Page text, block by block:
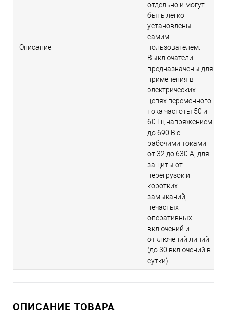
Описание
отдельно и могут
быть легко
установлены
самим
пользователем.
Выключатели
предназначены для
применения в
электрических
цепях переменного
тока частоты 50 и
60 Гц напряжением
до 690 В с
рабочими токами
от 32 до 630 А, для
защиты от
перегрузок и
коротких
замыканий,
нечастых
оперативных
включений и
отключений линий
(до 30 включений в
сутки).
ОПИСАНИЕ ТОВАРА